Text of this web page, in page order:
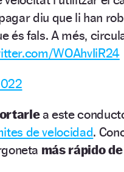
diu que li han
és fals. A més,
WOAhvIiR24
a este
de velocidad.
más rápido